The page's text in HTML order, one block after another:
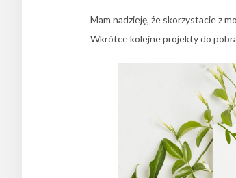
Mam nadzieję, że skorzystacie z
Wkrótce kolejne projekty do